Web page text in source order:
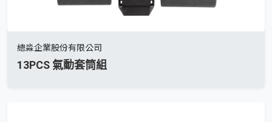
總淼企業股份有限公司
13PCS 氣動套筒組